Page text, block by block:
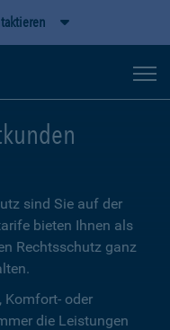
sind Sie auf der
bieten Ihnen als
Rechtsschutz ganz
Komfort- oder
die Leistungen